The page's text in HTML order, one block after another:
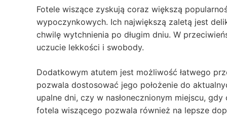
Fotele wiszące zyskują coraz większą
wypoczynkowych. Ich największą zaletą jest
chwilę wytchnienia po długim dniu. W
uczucie lekkości i swobody.
Dodatkowym atutem jest możliwość łatwego
pozwala dostosować jego położenie do
upalne dni, czy w nasłonecznionym miejscu,
fotela wiszącego pozwala również na lepsze